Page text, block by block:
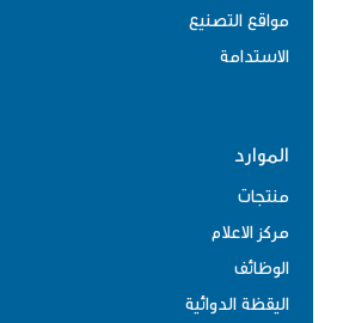
مواقع التصنيع
الاستدامة
الموارد
منتجات
مركز الاعلام
الوظائف
اليقظة الدوائية